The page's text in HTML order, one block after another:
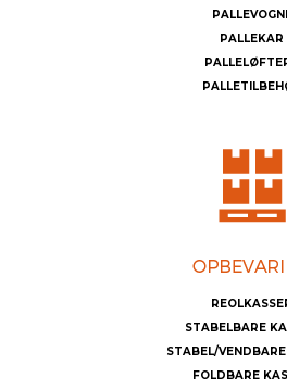
PALLEKAR
STABELBARE
STABEL/
FOLDBARE